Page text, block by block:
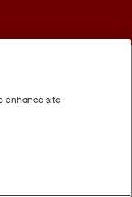
enhance site